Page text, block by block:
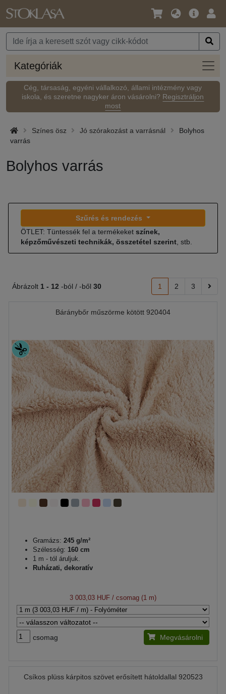
Nyelv
Pénznem
Fő
Kategóriák
Cég, társaság, egyéni vállalkozó, állami intézmény vagy
iskola, és szeretne nagyker áron vásárolni? Regisztráljon
most
Színes ösz Jó szórakozást a varrásnál
Bolyhos
varrás
Bolyhos varrás
Szűrés és rendezés
ÖTLET: Tüntessék fel a termékeket színek,
képzőművészeti technikák, összetétel szerint , stb.
Ábrázolt 1 - 12 -ból / -ből 30 1 2 3
Báránybőr műszörme kötött 920404
Gramázs: 245 g/m²
Szélesség: 160 cm
1 m - tól áruljuk.
Ruházati, dekoratív
3 003,03 HUF / csomag (1 m)
csomag Megvásárolni
Csíkos plüss kárpitos szövet erősített hátoldallal 920523